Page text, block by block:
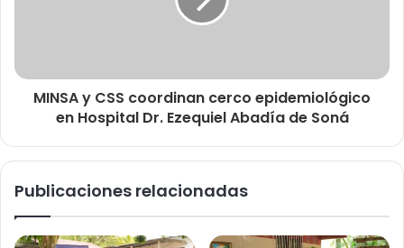
MINSA y CSS coordinan cerco epidemiológico
en Hospital Dr. Ezequiel Abadía de Soná
Publicaciones relacionadas